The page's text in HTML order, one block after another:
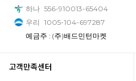
하나 556-910013-65404
우리 1005-104-697287
예금주 : (주)배드민턴마켓
고객만족센터